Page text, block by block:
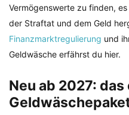
Vermögenswerte zu finden,
der Straftat und dem Geld
Finanzmarktregulierung und
Geldwäsche erfährst du hier.
Neu ab 2027: